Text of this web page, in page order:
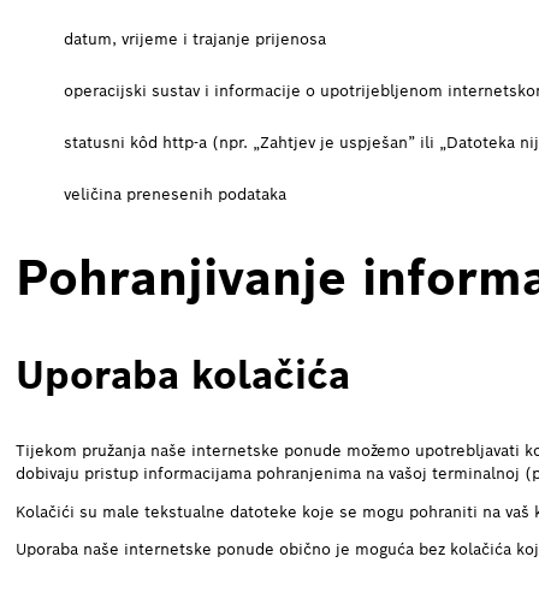
datum, vrijeme i trajanje prijenosa
operacijski sustav i informacije o upotrijebljenom
statusni kôd http-a (npr. „Zahtjev je uspješan” ili „Datoteka
veličina prenesenih podataka
Pohranjivanje
Uporaba kolačića
Tijekom pružanja naše internetske ponude možemo
dobivaju pristup informacijama pohranjenima na vašoj terminalnoj
Kolačići su male tekstualne datoteke koje se mogu pohraniti na
Uporaba naše internetske ponude obično je moguća bez kolačića